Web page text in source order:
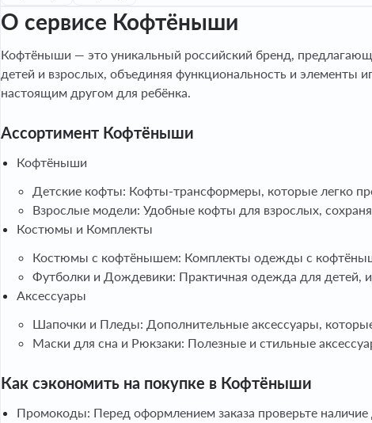
О сервисе Кофтёныши
Кофтёныши — это уникальный российский бренд,
детей и взрослых, объединяя функциональность и
настоящим другом для ребёнка.
Ассортимент Кофтёныши
Кофтёныши
Детские кофты: Кофты-трансформеры, которые легко
Взрослые модели: Удобные кофты для взрослых,
Костюмы и Комплекты
Костюмы с кофтёнышем: Комплекты одежды с
Футболки и Дождевики: Практичная одежда для детей,
Аксессуары
Шапочки и Пледы: Дополнительные аксессуары,
Маски для сна и Рюкзаки: Полезные и стильные
Как сэкономить на покупке в Кофтёныши
Промокоды: Перед оформлением заказа проверьте